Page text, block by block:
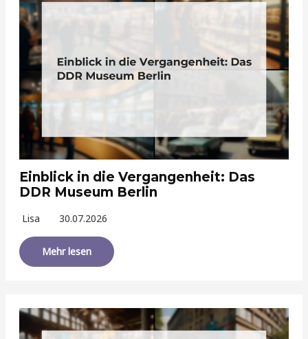
Einblick in die Vergangenheit: Das
DDR Museum Berlin
Lisa 30.07.2026
Mehr lesen